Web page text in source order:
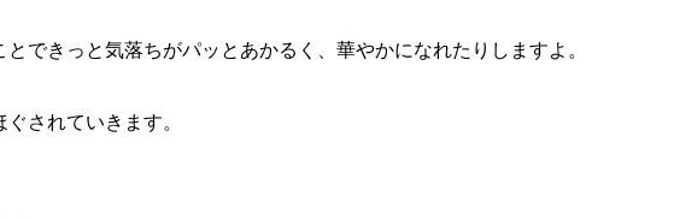
できっと気落ちがパッとあかるく、華やかになれたりしますよ。
されていきます。